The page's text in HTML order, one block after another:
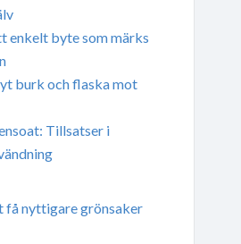
enkelt byte som märks
burk och flaska mot
Tillsatser i
få nyttigare grönsaker